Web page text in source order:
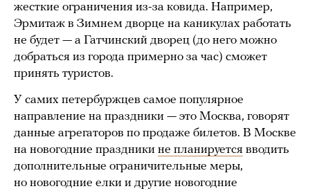
жесткие ограничения из-за ковида. Например,
Эрмитаж в Зимнем дворце на каникулах работать
не будет — а Гатчинский дворец (до него можно
добраться из города примерно за час) сможет
принять туристов.
У самих петербуржцев самое популярное
направление на праздники — это Москва, говорят
данные агрегаторов по продаже билетов. В Москве
на новогодние праздники не планируется вводить
дополнительные ограничительные меры,
но новогодние елки и другие новогодние